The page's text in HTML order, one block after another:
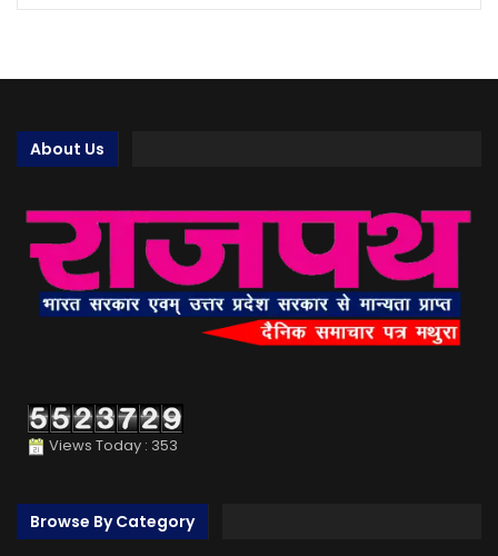
About Us
Views Today : 353
Browse By Category